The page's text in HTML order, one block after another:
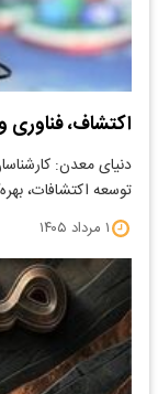
اکتشاف،
دنیای معدن:
توسعه اکتشافات،
۱ مرداد ۱۴۰۵